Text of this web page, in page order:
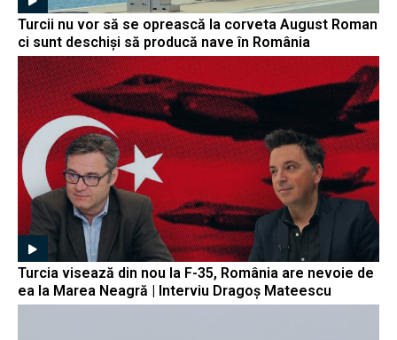
Turcii nu vor să se oprească la corveta August Roman
ci sunt deschiși să producă nave în România
Turcia visează din nou la F-35, România are nevoie de
ea la Marea Neagră | Interviu Dragoș Mateescu